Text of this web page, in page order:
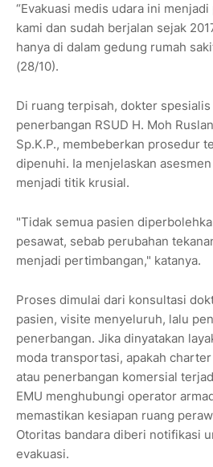
“Evakuasi medis udara ini
kami dan sudah berjalan sejak
hanya di dalam gedung rumah
(28/10).
Di ruang terpisah, dokter
penerbangan RSUD H. Moh
Sp.K.P., membeberkan prosedur
dipenuhi. Ia menjelaskan
menjadi titik krusial.
"Tidak semua pasien
pesawat, sebab perubahan
menjadi pertimbangan," katanya.
Proses dimulai dari konsultasi
pasien, visite menyeluruh, lalu
penerbangan. Jika dinyatakan
moda transportasi, apakah
atau penerbangan komersial
EMU menghubungi operator
memastikan kesiapan ruang
Otoritas bandara diberi notifikasi
evakuasi.